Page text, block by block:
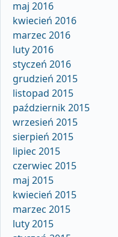
maj 2016
kwiecień 2016
marzec 2016
luty 2016
styczeń 2016
grudzień 2015
listopad 2015
październik 2015
wrzesień 2015
sierpień 2015
lipiec 2015
czerwiec 2015
maj 2015
kwiecień 2015
marzec 2015
luty 2015